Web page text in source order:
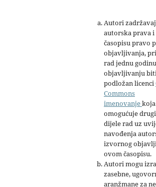
Autori
autorska prava
časopisu pravo
objavljivanja,
rad jednu
objavljivanju
podložan licenci
Commons
imenovanjekoja
omogućuje
dijele rad uz
navođenja
izvornog
ovom časopisu.
Autori mogu
zasebne,
aranžmane za